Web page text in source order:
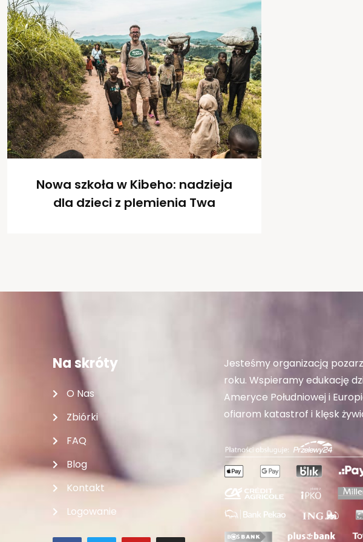
Nowa szkoła w Kibeho: nadzieja
dla dzieci z plemienia Twa
Na skróty
O Nas
Zbiórki
FAQ
Blog
Kontakt
Logowanie
Jesteśmy organizacją
roku. Wspieramy edukację
Ameryce Południowej i
ofiarom katastrof i klęsk